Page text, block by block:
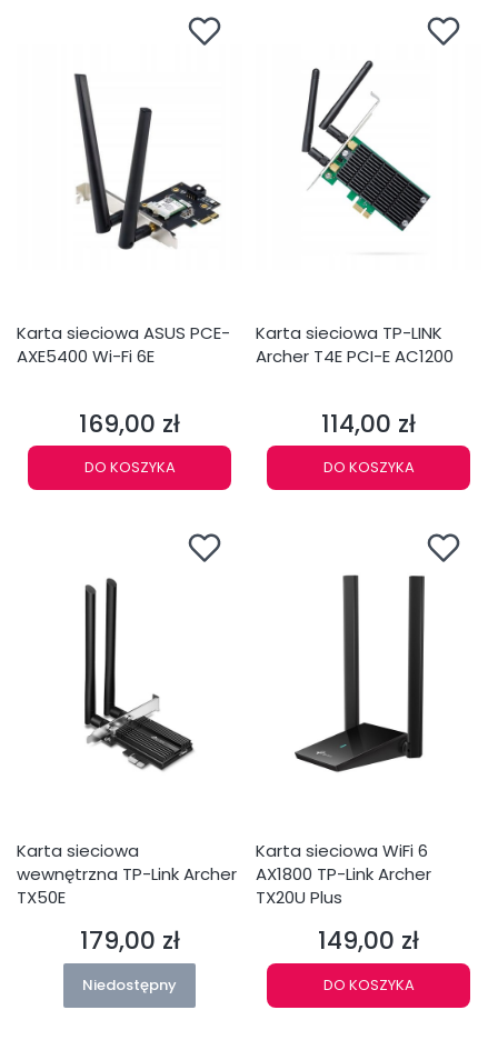
Karta sieciowa ASUS PCE-
AXE5400 Wi-Fi 6E
Cena
169,00 zł
DO KOSZYKA
Karta sieciowa TP-LINK
Archer T4E PCI-E AC1200
Cena
114,00 zł
DO KOSZYKA
Karta sieciowa
wewnętrzna TP-Link Archer
TX50E
Cena
179,00 zł
Niedostępny
Karta sieciowa WiFi 6
AX1800 TP-Link Archer
TX20U Plus
Cena
149,00 zł
DO KOSZYKA